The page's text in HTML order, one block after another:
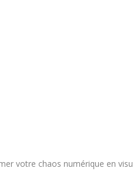
votre chaos numérique en